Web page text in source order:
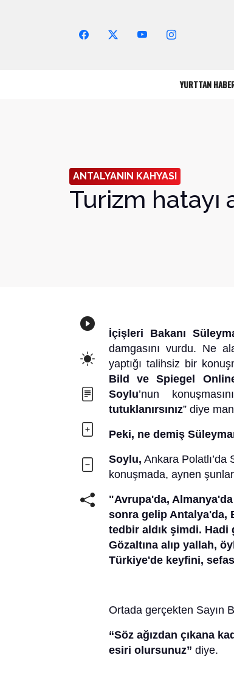
YURTTAN
ANTALYANIN KAHYASI
Turizm hatayı
İçişleri Bakanı
damgasını vurdu. Ne
yaptığı talihsiz bir
Bild ve Spiegel
Soylu’nun
tutuklanırsınız” diye
Peki, ne demiş
Soylu, Ankara Polatlı’da
konuşmada, aynen
"Avrupa'da,
sonra gelip Antalya'da,
tedbir aldık şimdi. Hadi
Gözaltına alıp yallah,
Türkiye'de keyfini,
Ortada gerçekten Sayın
“Söz ağızdan çıkana
esiri olursunuz” diye.
Arama